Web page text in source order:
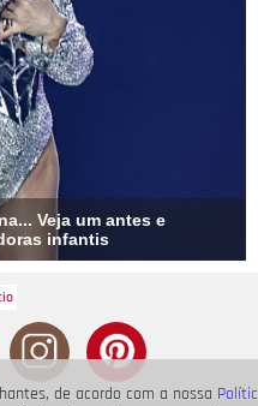
de acordo com a nossa
Veja um antes e
infantis